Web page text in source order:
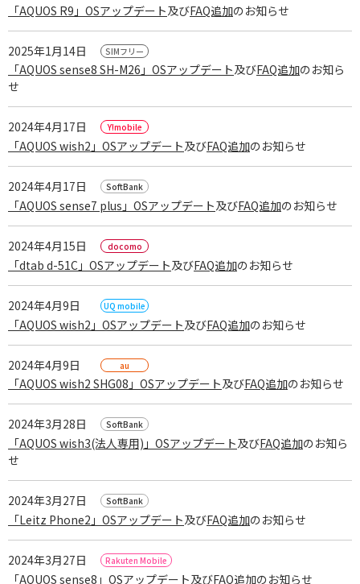
「AQUOS R9」OSアップデート及びFAQ追加のお知らせ
2025年1月14日
「AQUOS sense8 SH-M26」OSアップデート及びFAQ追加のお知ら
せ
2024年4月17日
「AQUOS wish2」OSアップデート及びFAQ追加のお知らせ
2024年4月17日
「AQUOS sense7 plus」OSアップデート及びFAQ追加のお知らせ
2024年4月15日
「dtab d-51C」OSアップデート及びFAQ追加のお知らせ
2024年4月9日
「AQUOS wish2」OSアップデート及びFAQ追加のお知らせ
2024年4月9日
「AQUOS wish2 SHG08」OSアップデート及びFAQ追加のお知らせ
2024年3月28日
「AQUOS wish3(法人専用)」OSアップデート及びFAQ追加のお知ら
せ
2024年3月27日
「Leitz Phone2」OSアップデート及びFAQ追加のお知らせ
2024年3月27日
「AQUOS sense8」OSアップデート及びFAQ追加のお知らせ